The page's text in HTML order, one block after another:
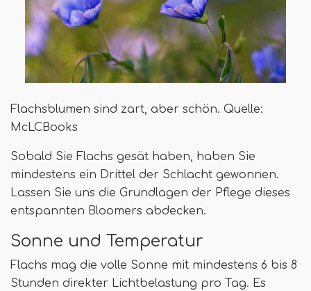
Flachsblumen sind zart, aber schön. Quelle:
McLCBooks
Sobald Sie Flachs gesät haben, haben Sie
mindestens ein Drittel der Schlacht gewonnen.
Lassen Sie uns die Grundlagen der Pflege dieses
entspannten Bloomers abdecken.
Sonne und Temperatur
Flachs mag die volle Sonne mit mindestens 6 bis 8
Stunden direkter Lichtbelastung pro Tag. Es